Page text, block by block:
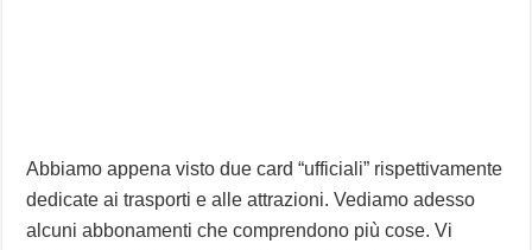
Abbiamo appena visto due card “ufficiali” rispettivamente
dedicate ai trasporti e alle attrazioni. Vediamo adesso
alcuni abbonamenti che comprendono più cose. Vi